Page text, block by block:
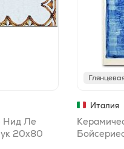
Нид Ле
20x80
Италия